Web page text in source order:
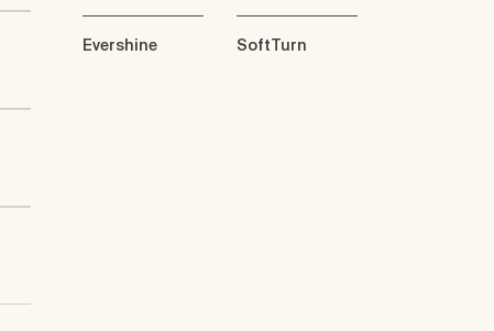
Evershine SoftTurn